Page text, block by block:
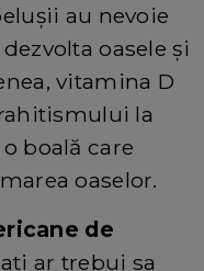
au nevoie
oasele și
vitamina D
la
boală care
oaselor.
de
ar trebui sa